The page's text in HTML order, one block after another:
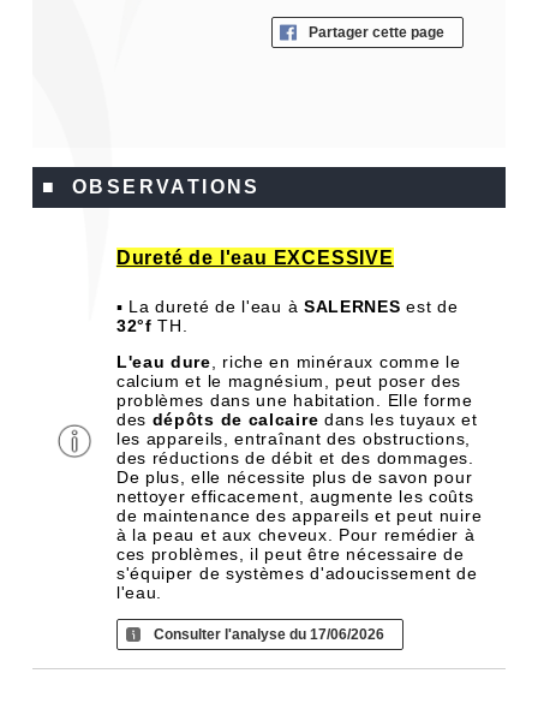
Partager cette page
■ OBSERVATIONS
Dureté de l'eau EXCESSIVE
▪ La dureté de l'eau à SALERNES est de
32°f TH.
L'eau dure , riche en minéraux comme le
calcium et le magnésium, peut poser des
problèmes dans une habitation. Elle forme
des dépôts de calcaire dans les tuyaux et
les appareils, entraînant des obstructions,
des réductions de débit et des dommages.
De plus, elle nécessite plus de savon pour
nettoyer efficacement, augmente les coûts
de maintenance des appareils et peut nuire
à la peau et aux cheveux. Pour remédier à
ces problèmes, il peut être nécessaire de
s'équiper de systèmes d'adoucissement de
l'eau.
Consulter l'analyse du 17/06/2026